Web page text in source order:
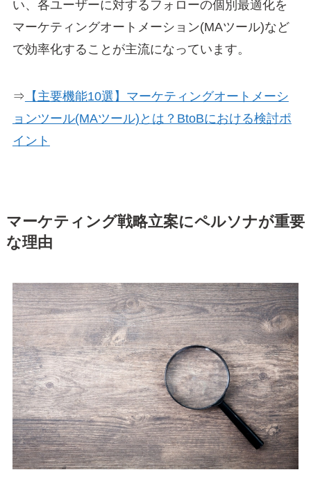
い、各ユーザーに対するフォローの個別最適化を
マーケティングオートメーション(MAツール)など
で効率化することが主流になっています。
⇒ 【主要機能10選】マーケティングオートメーシ
ョンツール(MAツール)とは？BtoBにおける検討ポ
イント
マーケティング戦略立案にペルソナが重要
な理由